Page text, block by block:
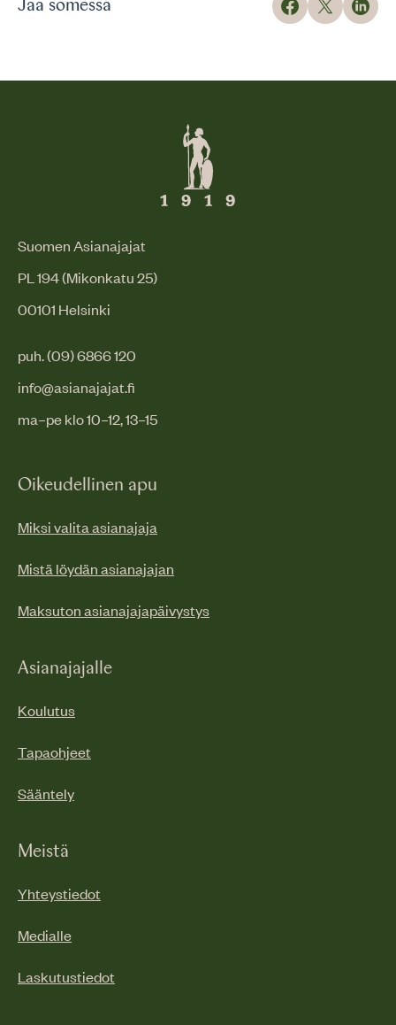
Jaa somessa
Suomen Asianajajat
PL 194 (Mikonkatu 25)
00101 Helsinki
puh. (09) 6866 120
info@asianajajat.fi
ma–pe klo 10–12, 13–15
Oikeudellinen apu
Miksi valita asianajaja
Mistä löydän asianajajan
Maksuton asianajajapäivystys
Asianajajalle
Koulutus
Tapaohjeet
Sääntely
Meistä
Yhteystiedot
Medialle
Laskutustiedot